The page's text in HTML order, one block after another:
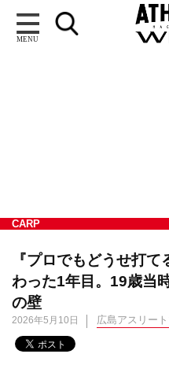
MENU
CARP
『プロでもどうせ打
わった1年目。19歳当
の壁
2026年5月10日 広島アスリー